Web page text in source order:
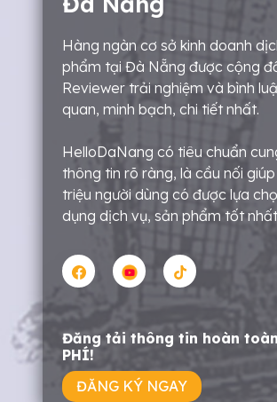
Hàng ngàn cơ sở kinh doanh
phẩm tại Đà Nẵng được cộng
Reviewer trải nghiệm và bình
quan, minh bạch, chi tiết nhất.
HelloDaNang có tiêu chuẩn
thông tin rõ ràng, là cầu nối
triệu người dùng có được lựa
dụng dịch vụ, sản phẩm tốt
Đăng tải thông tin hoàn
PHÍ!
ĐĂNG KÝ NGAY